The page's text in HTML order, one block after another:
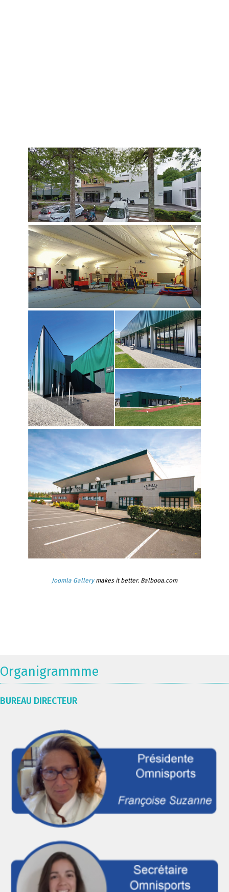
Joomla Gallerymakes it better. Balbooa.com
Organigrammme
BUREAU DIRECTEUR